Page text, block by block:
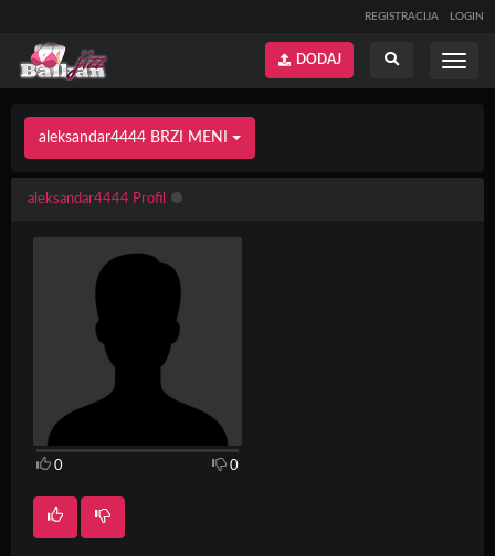
REGISTRACIJA LOGIN
Prikaži
DODAJ
aleksandar4444 BRZI MENI
aleksandar4444 Profil
0 0